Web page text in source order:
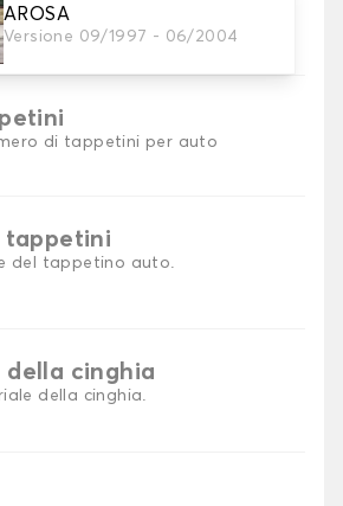
AROSA
Versione 09/1997 - 06/2004
del tappetini auto
di tappetini per auto
tappetini
del tappetino auto.
cinghia
della cinghia.